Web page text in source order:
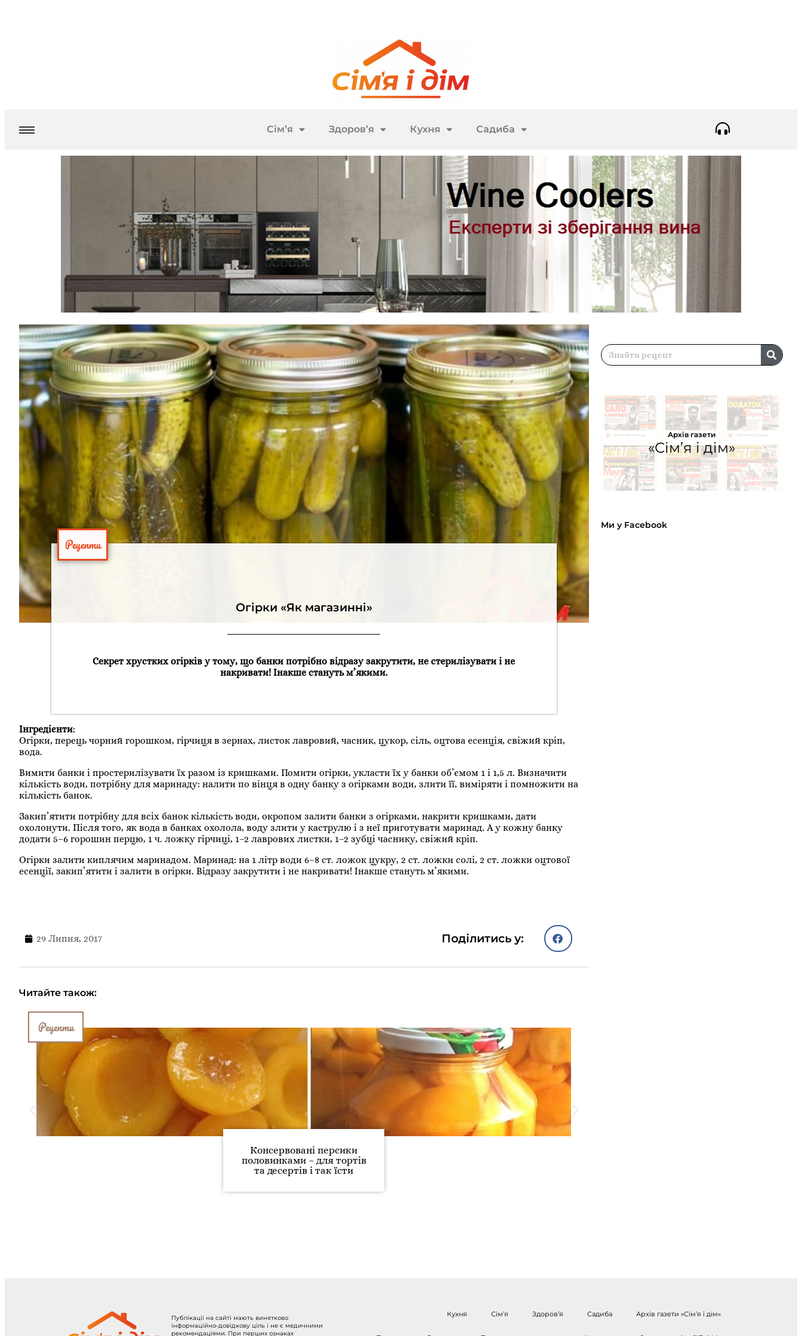
Сім’я Здоров’я Кухня Садиба
Рецепти
Огірки «Як магазинні»
Секрет хрустких огірків у тому, що банки потрібно відразу закрутити, не стерилізувати і не
накривати! Інакше стануть м’якими.
Інгредієнти:
Огірки, перець чорний горошком, гірчиця в зернах, листок лавровий, часник, цукор, сіль, оцтова есенція, свіжий кріп,
вода.
Вимити банки і простерилізувати їх разом із кришками. Помити огірки, укласти їх у банки об’ємом 1 і 1,5 л. Визначити
кількість води, потрібну для маринаду: налити по вінця в одну банку з огірками води, злити її, виміряти і помножити на
кількість банок.
Закип’ятити потрібну для всіх банок кількість води, окропом залити банки з огірками, накрити кришками, дати
охолонути. Після того, як вода в банках охолола, воду злити у каструлю і з неї приготувати маринад. А у кожну банку
додати 5–6 горошин перцю, 1 ч. ложку гірчиці, 1–2 лаврових листки, 1–2 зубці часнику, свіжий кріп.
Огірки залити киплячим маринадом. Маринад: на 1 літр води 6–8 ст. ложок цукру, 2 ст. ложки солі, 2 ст. ложки оцтової
есенції, закип’ятити і залити в огірки. Відразу закрутити і не накривати! Інакше стануть м’якими.
29 Липня, 2017 Поділитись у:
Читайте також:
Рецепти
Консервовані персики
половинками – для тортів
та десертів і так їсти
Архів газети
«Сім’я і дім»
Ми у Facebook
Публікації на сайті мають винятково
інформаційно-довідкову ціль і не є медичними
рекомендаціями. При перших ознаках
Кухня Сім’я Здоров’я Садиба Архів газети «Сім’я і дім»